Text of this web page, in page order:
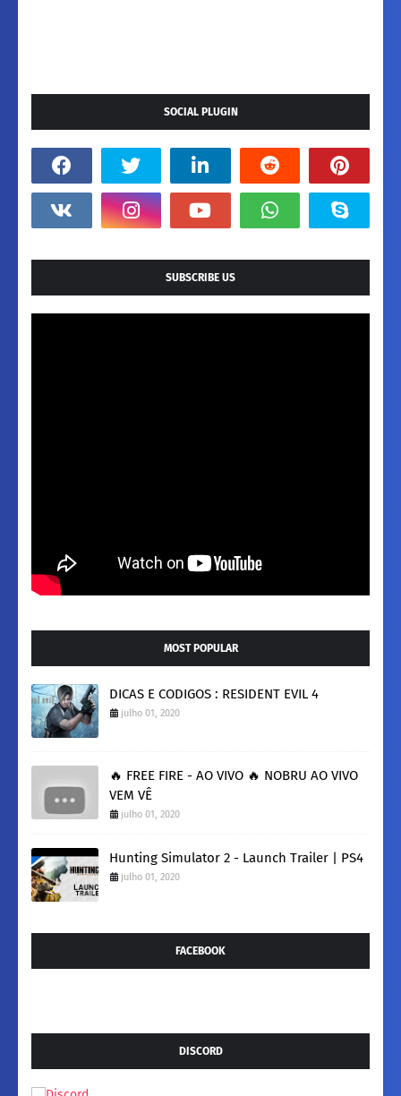
SOCIAL PLUGIN
SUBSCRIBE US
MOST POPULAR
DICAS E CODIGOS : RESIDENT EVIL 4
julho 01, 2020
🔥 FREE FIRE - AO VIVO 🔥 NOBRU AO VIVO
VEM VÊ
julho 01, 2020
Hunting Simulator 2 - Launch Trailer | PS4
julho 01, 2020
FACEBOOK
DISCORD